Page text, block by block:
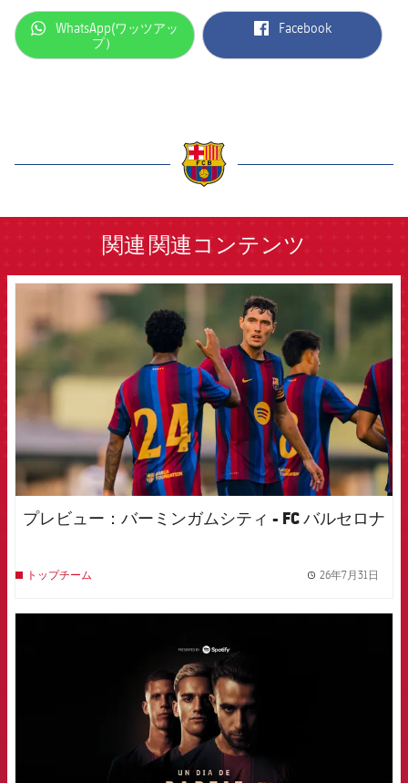
label.aria.whatsapp
WhatsApp(ワッツアッ
プ）
label.aria.facebook
Facebook
関連 関連コンテンツ
FCB Barcelona badge
プレビュー：バーミンガムシティ - FC バルセロナ
トップチーム 26年7月31日